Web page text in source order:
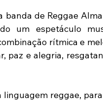
banda de Reggae
um espetáculo
rítmica e
paz e alegria,
reggae,